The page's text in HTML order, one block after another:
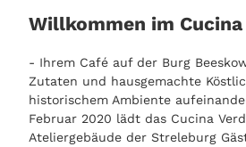
Willkommen im Cucina
- Ihrem Café auf der Burg
Zutaten und hausgemachte
historischem Ambiente
Februar 2020 lädt das Cucina
Ateliergebäude der Streleburg